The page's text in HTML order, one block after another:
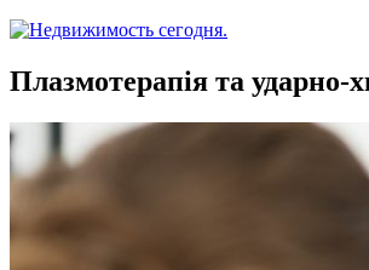
Плазмотерапія та ударно-